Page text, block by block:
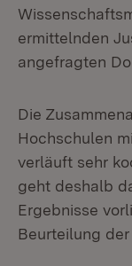
ermittelnden
angefragten
Die
Hochschulen
verläuft sehr
geht deshalb
Ergebnisse
Beurteilung